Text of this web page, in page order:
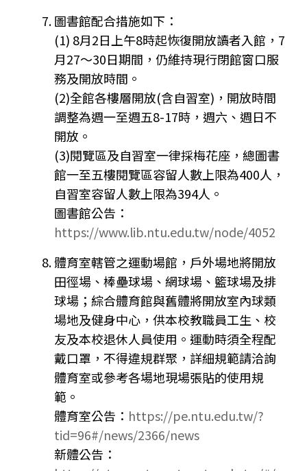
圖書館配合措施如下：
(1) 8月2日上午8時起恢復開放讀者入館，7
月27～30日期間，仍維持現行閉館窗口服
務及開放時間。
(2)全館各樓層開放(含自習室)，開放時間
調整為週一至週五8-17時，週六、週日不
開放。
(3)閱覽區及自習室一律採梅花座，總圖書
館一至五樓閱覽區容留人數上限為400人，
自習室容留人數上限為394人。
圖書館公告：
https://www.lib.ntu.edu.tw/node/4052
體育室轄管之運動場館，戶外場地將開放
田徑場、棒壘球場、網球場、籃球場及排
球場；綜合體育館與舊體將開放室內球類
場地及健身中心，供本校教職員工生、校
友及本校退休人員使用。運動時須全程配
戴口罩，不得違規群聚，詳細規範請洽詢
體育室或參考各場地現場張貼的使用規
範。
體育室公告： https://pe.ntu.edu.tw/?
tid=96#/news/2366/news
新體公告：